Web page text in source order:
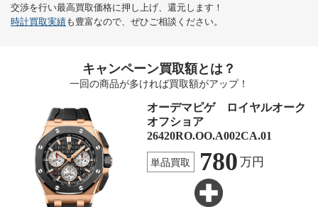
交渉を行い最高買取価格に押し上げ、還元します！
時計買取実績も豊富なので、ぜひご相談ください。
キャンペーン買取額とは？
一回の商品が多ければ買取額がアップ！
オーデマピゲ ロイヤルオーク
オフショア
26420RO.OO.A002CA.01
単品買取 780 万円